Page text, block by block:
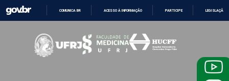
O
CONTEÚDO
COMUNICA BR ACESSO À INFORMAÇÃO PARTICIPE LEGISLAÇÃO